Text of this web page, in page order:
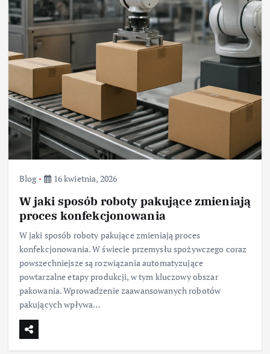
Blog 16 kwietnia, 2026
W jaki sposób roboty pakujące zmieniają
proces konfekcjonowania
W jaki sposób roboty pakujące zmieniają proces
konfekcjonowania. W świecie przemysłu spożywczego coraz
powszechniejsze są rozwiązania automatyzujące
powtarzalne etapy produkcji, w tym kluczowy obszar
pakowania. Wprowadzenie zaawansowanych robotów
pakujących wpływa…